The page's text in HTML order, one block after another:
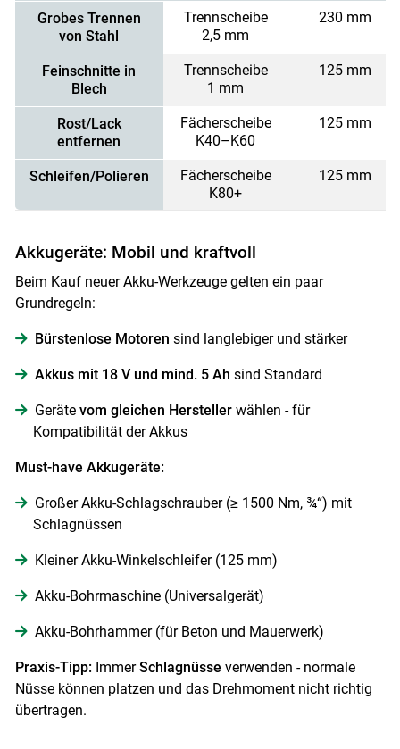
Grobes Trennen
von Stahl
Trennscheibe
2,5 mm
230 mm
Feinschnitte in
Blech
Trennscheibe
1 mm
125 mm
Rost/Lack
entfernen
Fächerscheibe
K40–K60
125 mm
Schleifen/Polieren
Fächerscheibe
K80+
125 mm
Akkugeräte: Mobil und kraftvoll
Beim Kauf neuer Akku-Werkzeuge gelten ein paar
Grundregeln:
Bürstenlose Motoren sind langlebiger und stärker
Akkus mit 18 V und mind. 5 Ah sind Standard
Geräte vom gleichen Herstellerwählen - für
Kompatibilität der Akkus
Must-have Akkugeräte:
Großer Akku-Schlagschrauber (≥ 1500 Nm, ¾“) mit
Schlagnüssen
Kleiner Akku-Winkelschleifer (125 mm)
Akku-Bohrmaschine (Universalgerät)
Akku-Bohrhammer (für Beton und Mauerwerk)
Praxis-Tipp:ImmerSchlagnüsse verwenden - normale
Nüsse können platzen und das Drehmoment nicht richtig
übertragen.